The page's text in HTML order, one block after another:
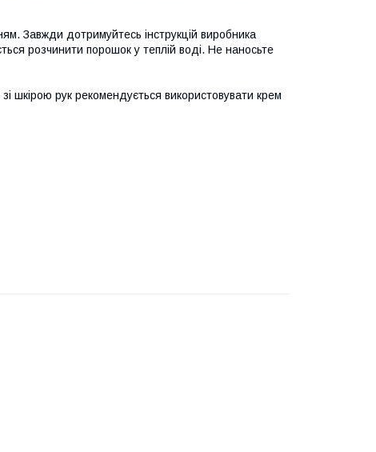
Завжди дотримуйтесь інструкцій виробника
розчинити порошок у теплій воді. Не наносьте
шкірою рук рекомендується використовувати крем